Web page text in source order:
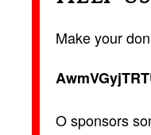
Make your
O sponsors